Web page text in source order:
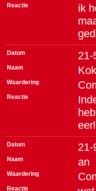
Reactie
ik
Datum 21-
Naam
Waardering
Reactie
Datum 21-
Naam an
Waardering
Reactie